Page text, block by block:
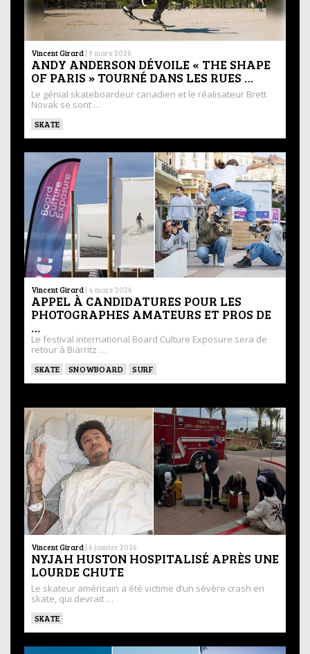
Vincent Girard | 9 mars 2026
ANDY ANDERSON DÉVOILE « THE SHAPE
OF PARIS » TOURNÉ DANS LES RUES …
Le génial skateboardeur canadien et le réalisateur Brett
Novak se sont …
SKATE
Vincent Girard | 4 mars 2026
APPEL À CANDIDATURES POUR LES
PHOTOGRAPHES AMATEURS ET PROS DE
…
Le festival international Board Culture Exposure sera de
retour à Biarritz …
SKATE SNOWBOARD SURF
Vincent Girard | 6 janvier 2026
NYJAH HUSTON HOSPITALISÉ APRÈS UNE
LOURDE CHUTE
Le skateur américain a été victime d’un sévère crash en
skate, qui devrait …
SKATE